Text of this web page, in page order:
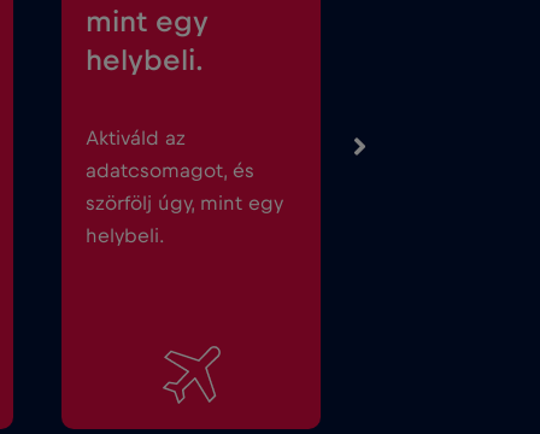
mint egy
helybeli.
Aktiváld az
adatcsomagot, és
szörfölj úgy, mint egy
helybeli.